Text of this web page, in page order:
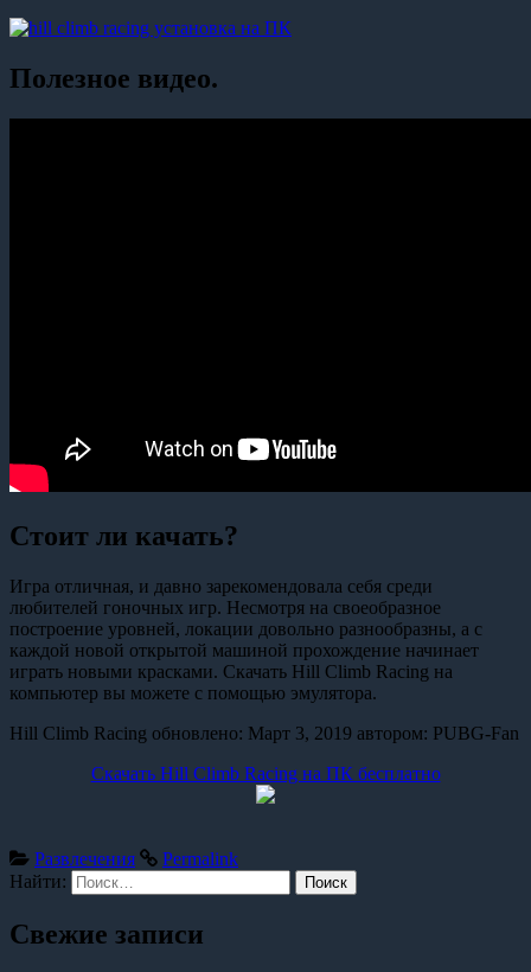
Полезное видео.
Стоит ли качать?
Игра отличная, и давно зарекомендовала себя среди
любителей гоночных игр. Несмотря на своеобразное
построение уровней, локации довольно разнообразны, а с
каждой новой открытой машиной прохождение начинает
играть новыми красками. Скачать Hill Climb Racing на
компьютер вы можете с помощью эмулятора.
Hill Climb Racing обновлено: Март 3, 2019 автором: PUBG-Fan
Скачать Hill Climb Racing на ПК бесплатно
Развлечения
Permalink
Найти:
Свежие записи